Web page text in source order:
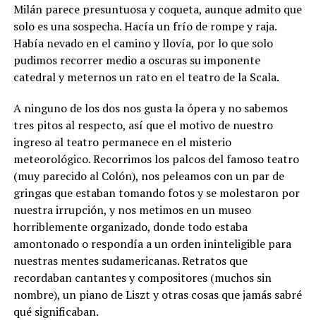
Milán parece presuntuosa y coqueta, aunque admito que
solo es una sospecha. Hacía un frío de rompe y raja.
Había nevado en el camino y llovía, por lo que solo
pudimos recorrer medio a oscuras su imponente
catedral y meternos un rato en el teatro de la Scala.
A ninguno de los dos nos gusta la ópera y no sabemos
tres pitos al respecto, así que el motivo de nuestro
ingreso al teatro permanece en el misterio
meteorológico. Recorrimos los palcos del famoso teatro
(muy parecido al Colón), nos peleamos con un par de
gringas que estaban tomando fotos y se molestaron por
nuestra irrupción, y nos metimos en un museo
horriblemente organizado, donde todo estaba
amontonado o respondía a un orden ininteligible para
nuestras mentes sudamericanas. Retratos que
recordaban cantantes y compositores (muchos sin
nombre), un piano de Liszt y otras cosas que jamás sabré
qué significaban.